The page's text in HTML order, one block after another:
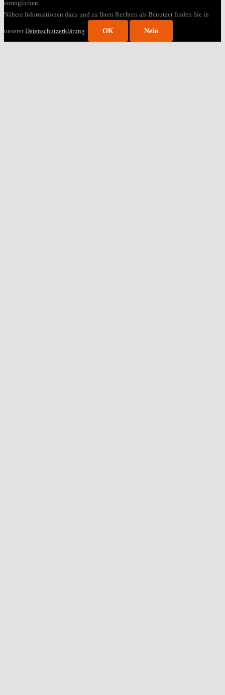
ermöglichen.
Nähere Informationen dazu und zu Ihren Rechten als Benutzer finden Sie in
unsererDatenschutzerklärung. OK Nein